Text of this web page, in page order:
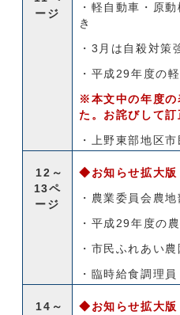
ージ
・軽自動車・原
き
・3月は自殺対策
・平成29年度の
※本文中の年度の
た。お詫びして訂
・上野東部地区
12～
13ペ
ージ
◆お知らせ拡大版
・農業委員会農
・平成29年度の
・市民ふれあい
・臨時給食調理
14～
◆お知らせ拡大版